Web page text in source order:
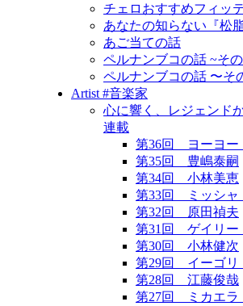
チェロおすすめフィッ
あなたの知らない『松
あご当ての話
ペルナンブコの話 ~そ
ペルナンブコの話 〜そ
Artist #音楽家
心に響く、レジェンド
連載
第36回 ヨーヨー
第35回 豊嶋泰嗣
第34回 小林美恵
第33回 ミッシャ
第32回 原田禎夫
第31回 ゲイリー
第30回 小林健次
第29回 イーゴリ
第28回 江藤俊哉
第27回 ミカエラ